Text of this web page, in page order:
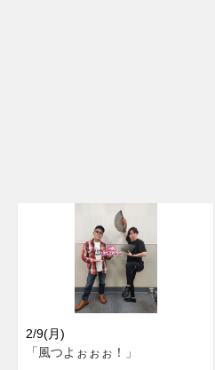
2/9(月)
「風つよぉぉぉ！」